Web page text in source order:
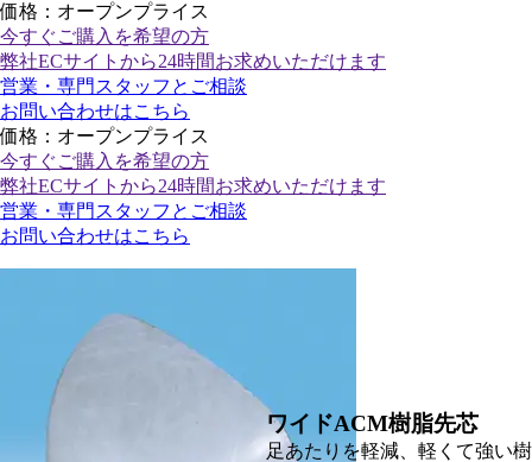
価格：オープンプライス
今すぐご購入 を希望の方
弊社ECサイトから24時間お求めいただけます
営業・専門スタッフとご相談
お問い合わせはこちら
価格：オープンプライス
今すぐご購入 を希望の方
弊社ECサイトから24時間お求めいただけます
営業・専門スタッフとご相談
お問い合わせはこちら
ワイドACM樹脂先芯
足あたりを軽減、軽くて強い樹